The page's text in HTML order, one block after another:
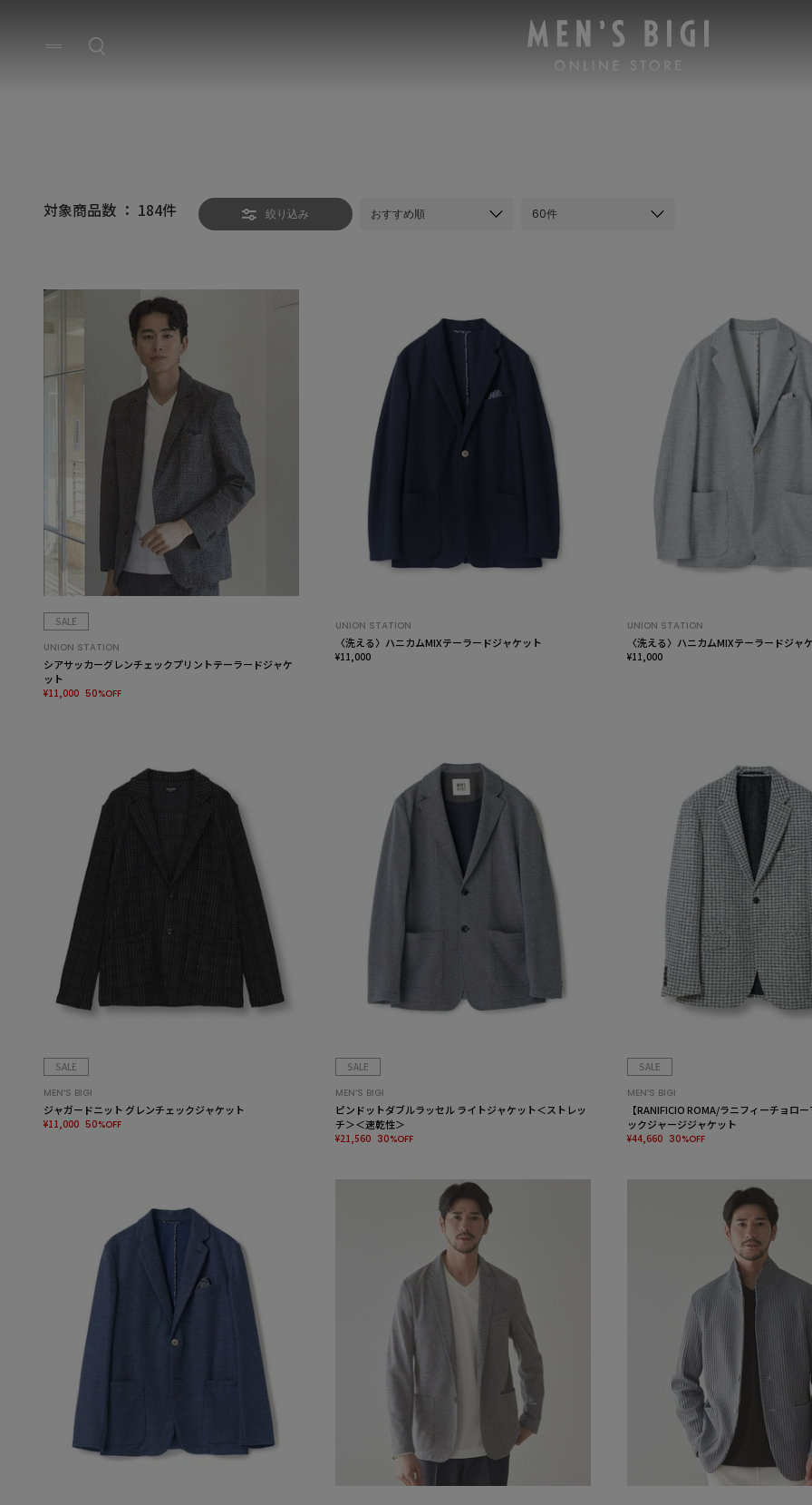
対象商品数 ： 184件 絞り込み おすすめ順 60件
SALE
UNION STATION
シアサッカーグレンチェックプリントテーラードジャケ
ット
¥11,000 50%OFF
UNION STATION
〈洗える〉ハニカムMIXテーラードジャケット
¥11,000
UNION STATION
〈洗える〉ハニカムMIXテーラードジャ
¥11,000
SALE
MEN’S BIGI
ジャガードニット グレンチェックジャケット
¥11,000 50%OFF
SALE
MEN’S BIGI
ピンドットダブルラッセル ライトジャケット＜ストレッ
チ＞＜速乾性＞
¥21,560 30%OFF
SALE
MEN’S BIGI
【RANIFICIO ROMA/ラニフィーチョロ
ックジャージジャケット
¥44,660 30%OFF